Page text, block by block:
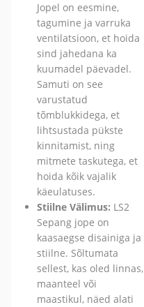
Jopel on eesmine,
tagumine ja varruka
ventilatsioon, et hoida
sind jahedana ka
kuumadel päevadel.
Samuti on see
varustatud
tõmblukkidega, et
lihtsustada pükste
kinnitamist, ning
mitmete taskutega, et
hoida kõik vajalik
käeulatuses.
Stiilne Välimus: LS2
Sepang jope on
kaasaegse disainiga ja
stiilne. Sõltumata
sellest, kas oled linnas,
maanteel või
maastikul, näed alati